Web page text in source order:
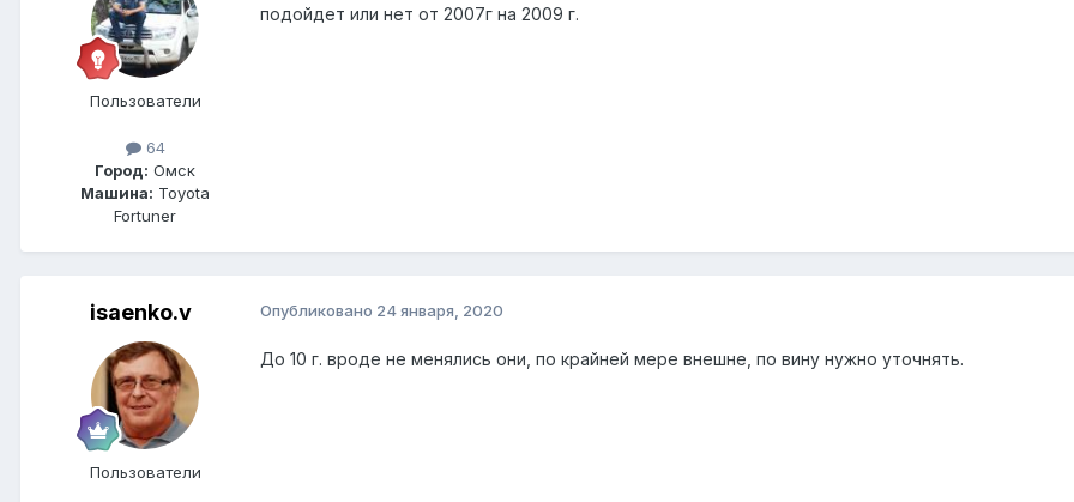
Пользователи
64
Город: Омск
Машина: Toyota
Fortuner
подойдет или нет от 2007г на 2009 г.
isaenko.v
Пользователи
Опубликовано 24 января, 2020
До 10 г. вроде не менялись они, по крайней мере внешне, по вину нужно уточнять.